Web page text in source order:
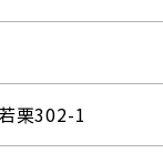
栗302-1